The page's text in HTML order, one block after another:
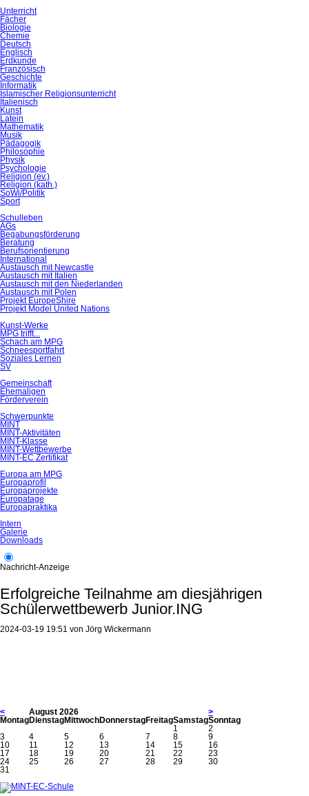
Unterricht
Fächer
Biologie
Chemie
Deutsch
Englisch
Erdkunde
Französisch
Geschichte
Informatik
Islamischer Religionsunterricht
Italienisch
Kunst
Latein
Mathematik
Musik
Pädagogik
Philosophie
Physik
Psychologie
Religion (ev.)
Religion (kath.)
SoWi/Politik
Sport
Schulleben
AGs
Begabungsförderung
Beratung
Berufsorientierung
International
Austausch mit Newcastle
Austausch mit Italien
Austausch mit den Niederlanden
Austausch mit Polen
Projekt EuropeShire
Projekt Model United Nations
Kunst-Werke
MPG trifft...
Schach am MPG
Schneesportfahrt
Soziales Lernen
SV
Gemeinschaft
Ehemaligen
Förderverein
Schwerpunkte
MINT
MINT-Aktivitäten
MINT-Klasse
MINT-Wettbewerbe
MINT-EC Zertifikat
Europa am MPG
Europaprofil
Europaprojekte
Europatage
Europapraktika
Intern
Galerie
Downloads
Nachricht-Anzeige
Erfolgreiche Teilnahme am diesjährigen
Schülerwettbewerb Junior.ING
2024-03-19 19:51 von Jörg Wickermann
< August 2026
>
MontagDienstagMittwochDonnerstagFreitagSamstagSonntag
1
2
3
4 5 6 7 8
9
10
11 12 13 14 15
16
17
18 19 20 21 22
23
24
25 26 27 28 29
30
31